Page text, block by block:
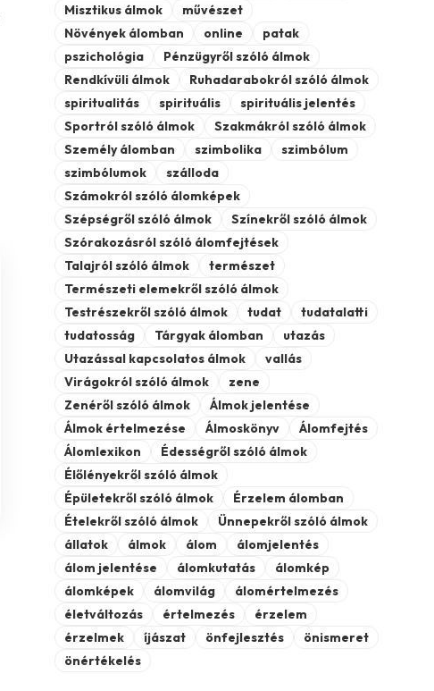
Misztikus álmok
művészet
Növények álomban
online
patak
pszichológia
Pénzügyről szóló álmok
Rendkívüli álmok
Ruhadarabokról szóló álmok
spiritualitás
spirituális
spirituális jelentés
Sportról szóló álmok
Szakmákról szóló álmok
Személy álomban
szimbolika
szimbólum
szimbólumok
szálloda
Számokról szóló álomképek
Szépségről szóló álmok
Színekről szóló álmok
Szórakozásról szóló álomfejtések
Talajról szóló álmok
természet
Természeti elemekről szóló álmok
Testrészekről szóló álmok
tudat
tudatalatti
tudatosság
Tárgyak álomban
utazás
Utazással kapcsolatos álmok
vallás
Virágokról szóló álmok
zene
Zenéről szóló álmok
Álmok jelentése
Álmok értelmezése
Álmoskönyv
Álomfejtés
Álomlexikon
Édességről szóló álmok
Élőlényekről szóló álmok
Épületekről szóló álmok
Érzelem álomban
Ételekről szóló álmok
Ünnepekről szóló álmok
állatok
álmok álom
álomjelentés
álom jelentése
álomkutatás
álomkép
álomképek
álomvilág
álomértelmezés
életváltozás
értelmezés
érzelem
érzelmek
íjászat önfejlesztés
önismeret
önértékelés